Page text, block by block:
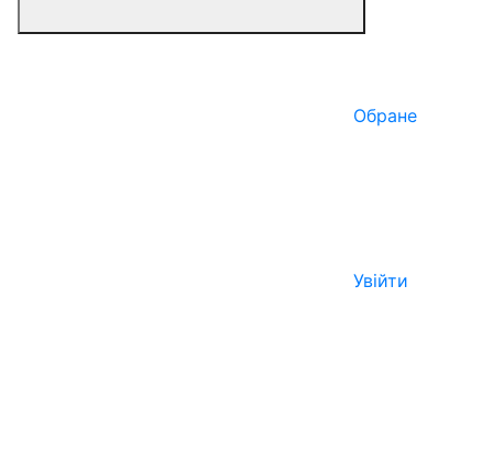
Обране
Увійти